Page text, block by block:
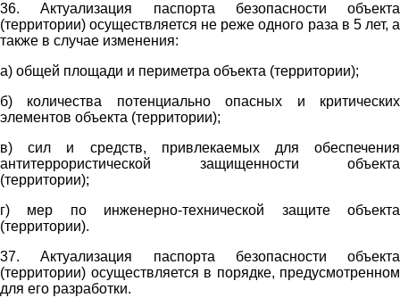
36. Актуализация паспорта безопасности объекта
(территории) осуществляется не реже одного раза в 5 лет, а
также в случае изменения:
а) общей площади и периметра объекта (территории);
б) количества потенциально опасных и критических
элементов объекта (территории);
в) сил и средств, привлекаемых для обеспечения
антитеррористической защищенности объекта
(территории);
г) мер по инженерно-технической защите объекта
(территории).
37. Актуализация паспорта безопасности объекта
(территории) осуществляется в порядке, предусмотренном
для его разработки.